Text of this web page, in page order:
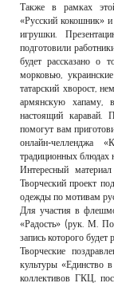
Также в рамках
«Русский кокошник»
игрушки.
подготовили
будет рассказано о
морковью,
татарский хворост,
армянскую хапаму,
настоящий каравай.
помогут вам
онлайн-челленджа
традиционных блюдах
Интересный
Творческий проект
одежды по мотивам
Для участия в
«Радость» (рук. М.
запись которого будет
Творческие
культуры «Единство
коллективов ГКЦ,